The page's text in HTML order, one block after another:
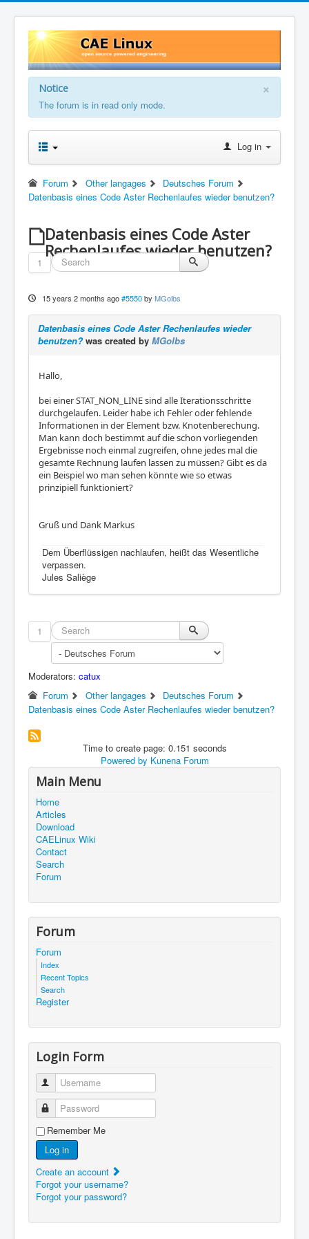
×
Notice
The forum is in read only mode.
Log in
Forum Other langages
Deutsches Forum
Datenbasis eines Code Aster Rechenlaufes wieder benutzen?
Datenbasis eines Code Aster
Rechenlaufes wieder benutzen?
1
15 years 2 months ago #5550 by MGolbs
Datenbasis eines Code Aster Rechenlaufes wieder
benutzen? was created by MGolbs
Hallo,
bei einer STAT_NON_LINE sind alle Iterationsschritte
durchgelaufen. Leider habe ich Fehler oder fehlende
Informationen in der Element bzw. Knotenberechung.
Man kann doch bestimmt auf die schon vorliegenden
Ergebnisse noch einmal zugreifen, ohne jedes mal die
gesamte Rechnung laufen lassen zu müssen? Gibt es da
ein Beispiel wo man sehen könnte wie so etwas
prinzipiell funktioniert?
Gruß und Dank Markus
Dem Überflüssigen nachlaufen, heißt das Wesentliche
verpassen.
Jules Saliège
1
Moderators: catux
Forum
Other langages
Deutsches Forum
Datenbasis eines Code Aster Rechenlaufes wieder benutzen?
Time to create page: 0.151 seconds
Powered by Kunena Forum
Main Menu
Home
Articles
Download
CAELinux Wiki
Contact
Search
Forum
Forum
Forum
Index
Recent Topics
Search
Register
Login Form
Username
Password
Remember Me
Log in
Create an account
Forgot your username?
Forgot your password?